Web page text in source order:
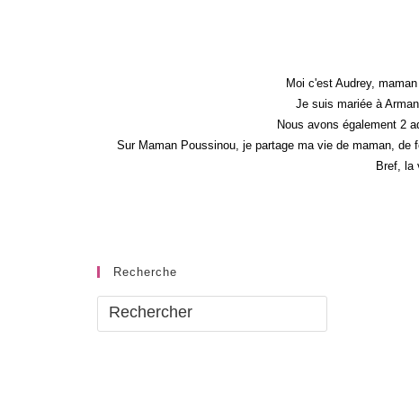
Moi c'est Audrey,
Je suis mariée à
Nous avons également 2
Sur Maman Poussinou, je partage ma vie de maman,
Bref, la
Recherche